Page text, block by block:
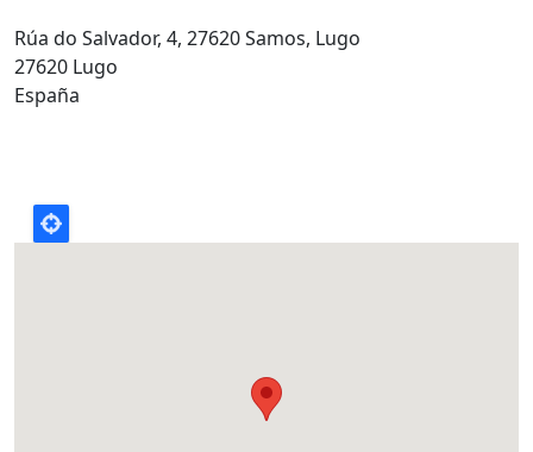
Rúa do Salvador, 4, 27620 Samos, Lugo
27620 Lugo
España